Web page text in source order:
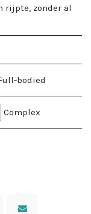
rijpte, zonder al
bodied
Complex